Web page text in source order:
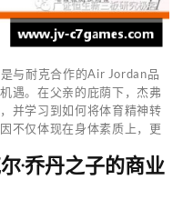
与耐克合作的Air Jordan品
遇。在父亲的庇荫下，杰弗
并学习到如何将体育精神转
不仅体现在身体素质上，更
·乔丹之子的商业